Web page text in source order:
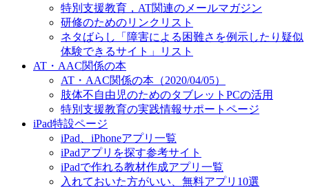
特別支援教育，AT関連のメールマガジン
研修のためのリンクリスト
ネタばらし「障害による困難さを例示したり疑似
体験できるサイト」リスト
AT・AAC関係の本
AT・AAC関係の本（2020/04/05）
肢体不自由児のためのタブレットPCの活用
特別支援教育の実践情報サポートページ
iPad特設ページ
iPad、iPhoneアプリ一覧
iPadアプリを探す参考サイト
iPadで作れる教材作成アプリ一覧
入れておいた方がいい、無料アプリ10選